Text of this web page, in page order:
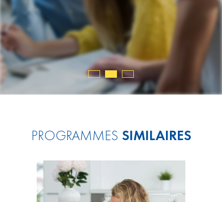
très
PROGRAMMES SIMILAIRES